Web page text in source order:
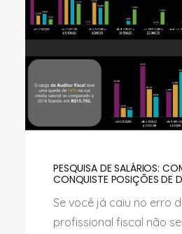
PESQUISA DE SALÁRIOS:
CONQUISTE POSIÇÕES DE
Se você já caiu no erro
profissional fiscal não